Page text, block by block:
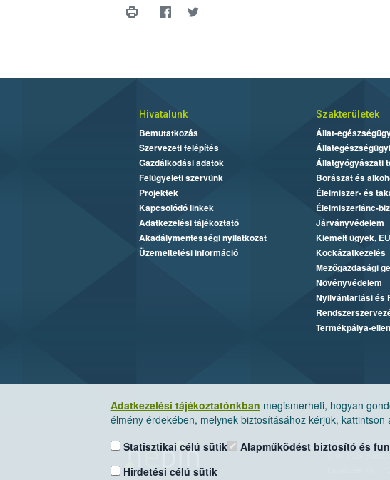
Adatkezelési tájékoztatónkban megismerheti, hogyan
élmény érdekében, melynek biztosításához kérjük, kattintson
Statisztikai célú sütik
Hirdetési célú sütik
Alapműködést biztosító és
Hivatalunk
Bemutatkozás
Szervezeti felépítés
Gazdálkodási adatok
Felügyeleti szervünk
Projektek
Kapcsolódó linkek
Adatkezelési tájékoztató
Akadálymentességi nyilatkozat
Üzemeltetési információ
Szakterületek
Állat-
Állatgyógyászati
Borászat és
Élelmiszer- és
Élelmiszerlánc-
Járványvédelem
Kiemelt ügyek,
Kockázatkezelés
Mezőgazdasági
Növényvédelem
Nyilvántartási és
Termékpálya-
Nemzeti